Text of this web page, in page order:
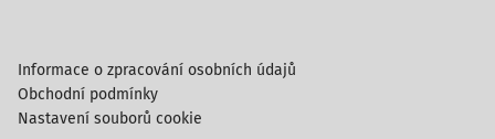
Informace o zpracování osobních údajů
Obchodní podmínky
Nastavení souborů cookie